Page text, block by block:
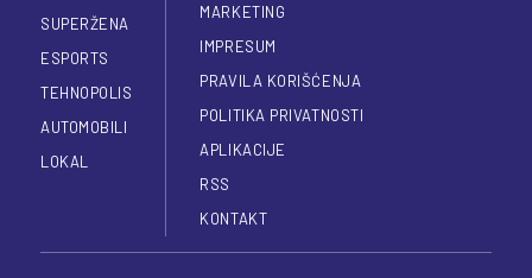
SUPERŽENA
ESPORTS
TEHNOPOLIS
AUTOMOBILI
LOKAL
MARKETING
IMPRESUM
PRAVILA KORIŠĆENJA
POLITIKA PRIVATNOSTI
APLIKACIJE
RSS
KONTAKT